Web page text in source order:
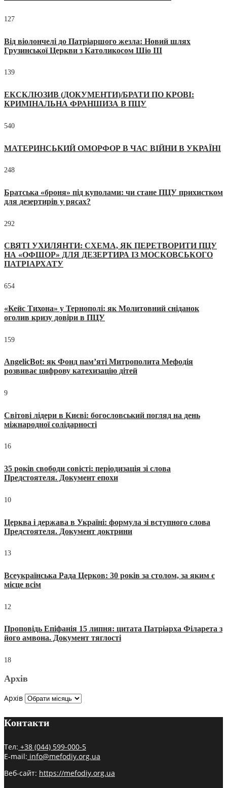
127
Від віолончелі до Патріаршого жезла: Новий шлях
Грузинської Церкви з Католикосом Шіо III
139
ЕКСКЛЮЗИВ (ДОКУМЕНТИ)/БРАТИ ПО КРОВІ:
КРИМІНАЛЬНА ФРАНШИЗА В ПЦУ
540
МАТЕРИНСЬКИЙ ОМОРФОР В ЧАС ВІЙНИ В УКРАЇНІ
248
Братська «броня» під куполами: чи стане ПЦУ прихистком
для дезертирів у рясах?
292
СВЯТІ УХИЛЯНТИ: СХЕМА, ЯК ПЕРЕТВОРИТИ ПЦУ
НА «ОФШОР» ДЛЯ ДЕЗЕРТИРА ІЗ МОСКОВСЬКОГО
ПАТРІАРХАТУ
654
«Кейс Тихона» у Тернополі: як Молитовний сніданок
оголив кризу довіри в ПЦУ
159
AngelicBot: як Фонд пам’яті Митрополита Мефодія
розвиває цифрову катехизацію дітей
9
Світові лідери в Києві: богословський погляд на день
міжнародної солідарності
16
35 років свободи совісті: періодизація зі слова
Предстоятеля. Документ епохи
10
Церква і держава в Україні: формула зі вступного слова
Предстоятеля. Документ доктрини
13
Всеукраїнська Рада Церков: 30 років за столом, за яким є
місце всім
12
Проповідь Епіфанія 15 липня: цитата Патріарха Філарета з
його амвона. Документ тяглості
18
Архів
Архів
Контакти
Тел: +38 (044) 599-000-5
E-mail: info@mefodiy.org.ua
Веб-сайт: https://mefodiy.org.ua